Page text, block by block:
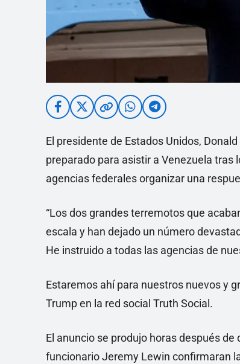
El presidente de Estados Unidos,
preparado para asistir a Venezuela tras
agencias federales organizar una
“Los dos grandes terremotos que
escala y han dejado un número
He instruido a todas las agencias de
Estaremos ahí para nuestros nuevos y
Trump en la red social Truth Social.
El anuncio se produjo horas después
funcionario Jeremy Lewin confirmaran